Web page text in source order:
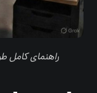
راهنمای کامل